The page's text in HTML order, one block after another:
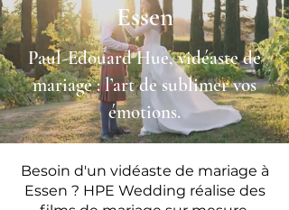
Essen
Paul-Edouard Hue, vidéaste de
mariage : l’art de sublimer vos
émotions.
Besoin d'un vidéaste de mariage à
Essen ? HPE Wedding réalise des